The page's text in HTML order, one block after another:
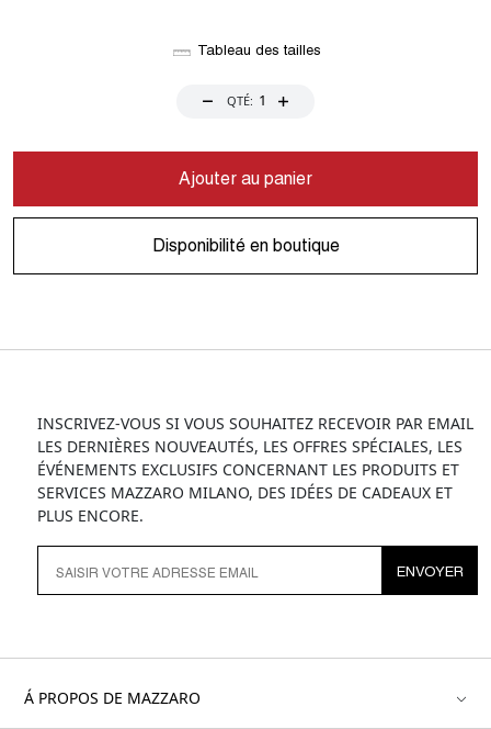
Tableau des tailles
QTÉ:
Ajouter au panier
Disponibilité en boutique
INSCRIVEZ-VOUS SI VOUS SOUHAITEZ RECEVOIR PAR EMAIL
LES DERNIÈRES NOUVEAUTÉS, LES OFFRES SPÉCIALES, LES
ÉVÉNEMENTS EXCLUSIFS CONCERNANT LES PRODUITS ET
SERVICES MAZZARO MILANO, DES IDÉES DE CADEAUX ET
PLUS ENCORE.
ENVOYER
Á PROPOS DE MAZZARO